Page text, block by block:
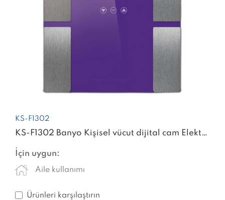
KS-F1302
KS-F1302 Banyo Kişisel vücut dijital cam Elektronik Tartı makinesi dijital ağırlık akıllı ölçek
İçin uygun:
Aile kullanımı
Ürünleri karşılaştırın